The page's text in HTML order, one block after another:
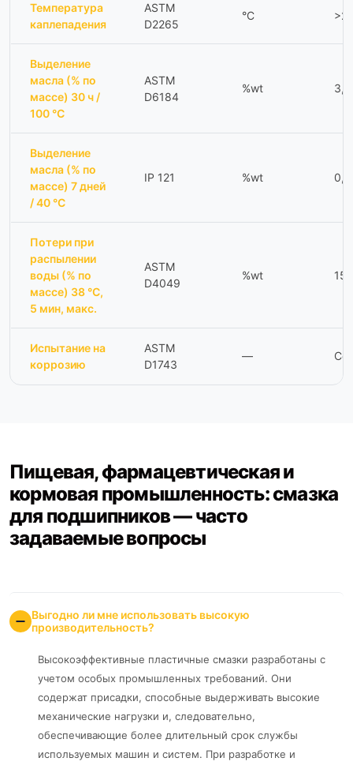
Температура
каплепадения
ASTM
D2265
°C
Выделение
масла (% по
массе) 30 ч /
100 °C
ASTM
D6184
%wt
Выделение
масла (% по
массе) 7 дней
/ 40 °C
IP 121 %wt
Потери при
распылении
воды (% по
массе) 38 °C,
5 мин, макс.
ASTM
D4049
%wt
Испытание на
коррозию
ASTM
D1743
—
Пищевая, фармацевтическая и
кормовая промышленность: смазка
для подшипников — часто
задаваемые вопросы
Выгодно ли мне использовать высокую
производительность?
Высокоэффективные пластичные смазки разработаны с
учетом особых промышленных требований. Они
содержат присадки, способные выдерживать высокие
механические нагрузки и, следовательно,
обеспечивающие более длительный срок службы
используемых машин и систем. При разработке и